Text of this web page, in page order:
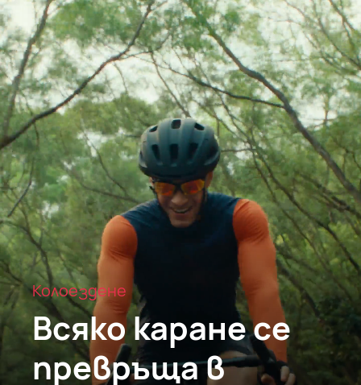
Колоездене
Всяко каране се
превръща в